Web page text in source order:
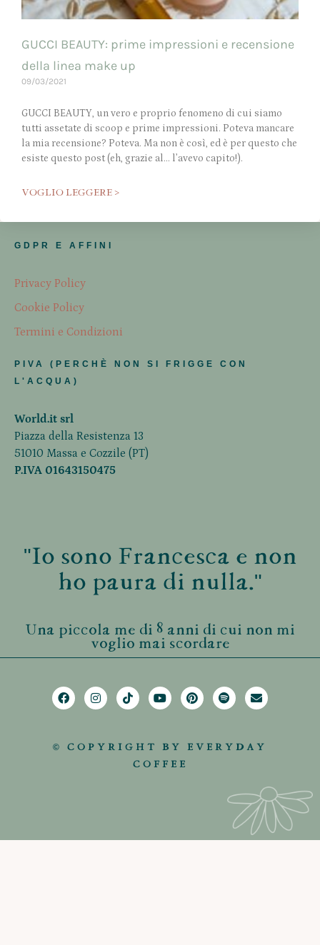
GUCCI BEAUTY: prime impressioni e recensione
della linea make up
09/03/2021
GUCCI BEAUTY, un vero e proprio fenomeno di cui siamo
tutti assetate di scoop e prime impressioni. Poteva mancare
la mia recensione? Poteva. Ma non è così, ed è per questo che
esiste questo post (eh, grazie al… l’avevo capito!).
VOGLIO LEGGERE >
GDPR E AFFINI
Privacy Policy
Cookie Policy
Termini e Condizioni
PIVA (PERCHÈ NON SI FRIGGE CON
L'ACQUA)
World.it srl
Piazza della Resistenza 13
51010 Massa e Cozzile (PT)
P.IVA 01643150475
"Io sono Francesca e non
ho paura di nulla."
Una piccola me di 8 anni di cui non mi
voglio mai scordare
© COPYRIGHT BY EVERYDAY
COFFEE